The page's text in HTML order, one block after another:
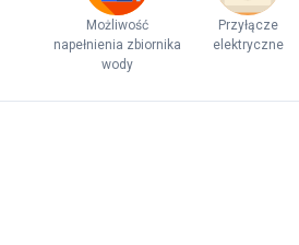
Możliwość
napełnienia zbiornika
wody
Przyłącze
elektryczne